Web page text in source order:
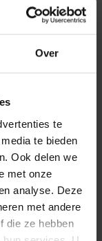
Over
te
te bieden
Ook delen we
met onze
analyse. Deze
met andere
die ze hebben